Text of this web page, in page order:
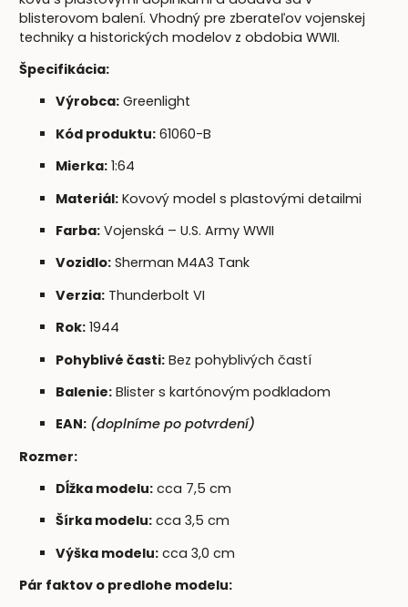
blisterovom balení. Vhodný pre zberateľov vojenskej
techniky a historických modelov z obdobia WWII.
Špecifikácia:
Výrobca: Greenlight
Kód produktu: 61060-B
Mierka: 1:64
Materiál: Kovový model s plastovými detailmi
Farba: Vojenská – U.S. Army WWII
Vozidlo: Sherman M4A3 Tank
Verzia: Thunderbolt VI
Rok: 1944
Pohyblivé časti: Bez pohyblivých častí
Balenie: Blister s kartónovým podkladom
EAN: (doplníme po potvrdení)
Rozmer:
Dĺžka modelu: cca 7,5 cm
Šírka modelu: cca 3,5 cm
Výška modelu: cca 3,0 cm
Pár faktov o predlohe modelu: